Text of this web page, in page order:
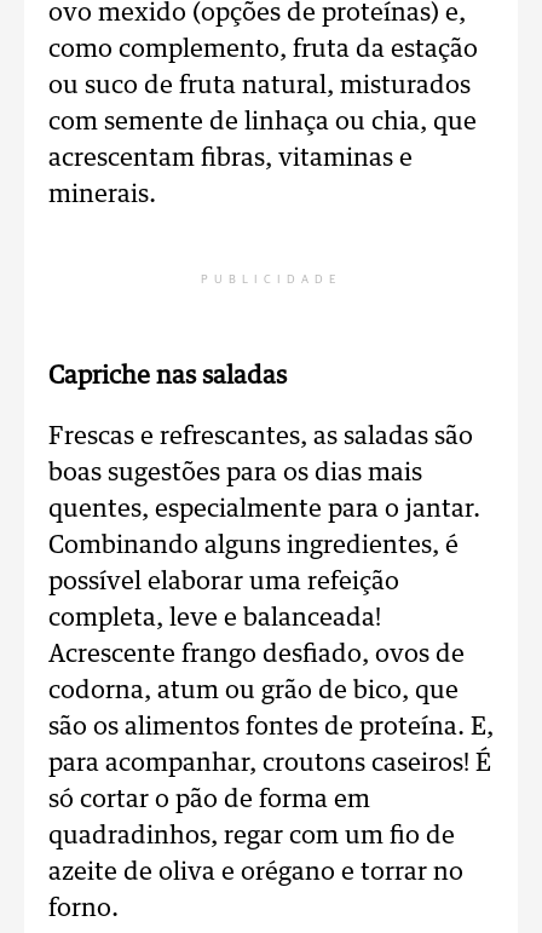
ovo mexido (opções de proteínas) e,
como complemento, fruta da estação
ou suco de fruta natural, misturados
com semente de linhaça ou chia, que
acrescentam fibras, vitaminas e
minerais.
PUBLICIDADE
Capriche nas saladas
Frescas e refrescantes, as saladas são
boas sugestões para os dias mais
quentes, especialmente para o jantar.
Combinando alguns ingredientes, é
possível elaborar uma refeição
completa, leve e balanceada!
Acrescente frango desfiado, ovos de
codorna, atum ou grão de bico, que
são os alimentos fontes de proteína. E,
para acompanhar, croutons caseiros! É
só cortar o pão de forma em
quadradinhos, regar com um fio de
azeite de oliva e orégano e torrar no
forno.